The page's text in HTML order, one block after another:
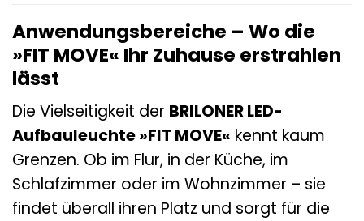
Anwendungsbereiche – Wo die
»FIT MOVE« Ihr Zuhause erstrahlen
lässt
Die Vielseitigkeit der BRILONER LED-
Aufbauleuchte »FIT MOVE« kennt kaum
Grenzen. Ob im Flur, in der Küche, im
Schlafzimmer oder im Wohnzimmer – sie
findet überall ihren Platz und sorgt für die